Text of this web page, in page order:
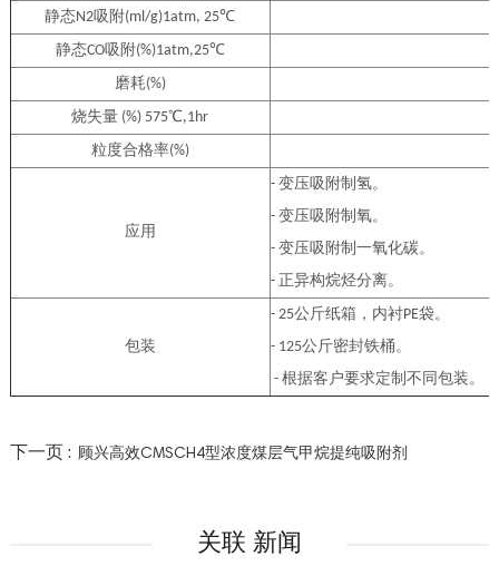
静态N2吸附(ml/g)1atm, 25℃
静态CO吸附(%)1atm,25℃
磨耗(%)
烧失量 (%) 575℃,1hr
粒度合格率(%)
应用
- 变压吸附制氢。
- 变压吸附制氧。
- 变压吸附制一氧
- 正异构烷烃分离。
包装
- 25公斤纸箱，内衬PE袋。
- 125公斤密封铁桶。
- 根据客户要求定制不同包装。
下一页 : 顾兴高效CMSCH4型浓度煤层气甲烷提纯吸附剂
关联 新闻